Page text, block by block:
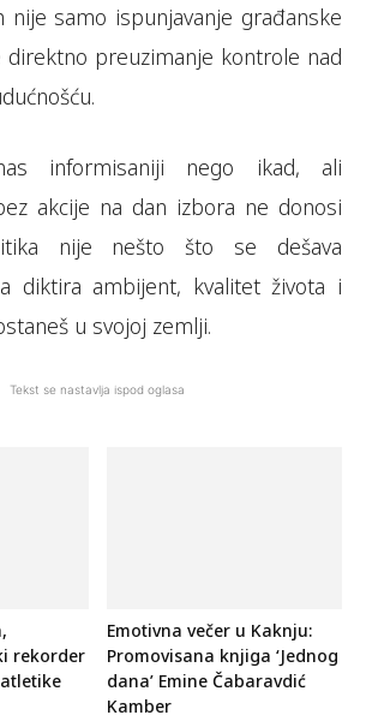
nije samo ispunjavanje građanske
preuzimanje kontrole nad
informisaniji nego ikad, ali
akcije na dan izbora ne donosi
nije nešto što se dešava
diktira ambijent, kvalitet života i
u svojoj zemlji.
Tekst se nastavlja ispod oglasa
rekorder
Emotivna večer u Kaknju:
Promovisana knjiga ‘Jednog
dana’ Emine Čabaravdić
Kamber